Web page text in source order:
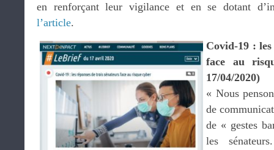
en renforçant leur vigilance et en se dotant
l’article.
Covid-19 :
face au
17/04/2020)
« Nous
de
de « gestes
les